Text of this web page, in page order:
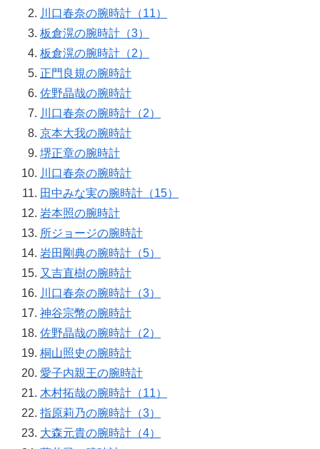
川口春奈の腕時計（11）
板倉滉の腕時計（3）
板倉滉の腕時計（2）
正門良規の腕時計
佐野晶哉の腕時計
川口春奈の腕時計（2）
京本大我の腕時計
堺正章の腕時計
川口春奈の腕時計
田中みな実の腕時計（15）
岩本照の腕時計
所ジョージの腕時計
岩田剛典の腕時計（5）
又吉直樹の腕時計
川口春奈の腕時計（3）
神谷宗幣の腕時計
佐野晶哉の腕時計（2）
桐山照史の腕時計
愛子内親王の腕時計
木村拓哉の腕時計（11）
指原莉乃の腕時計（3）
大森元貴の腕時計（4）